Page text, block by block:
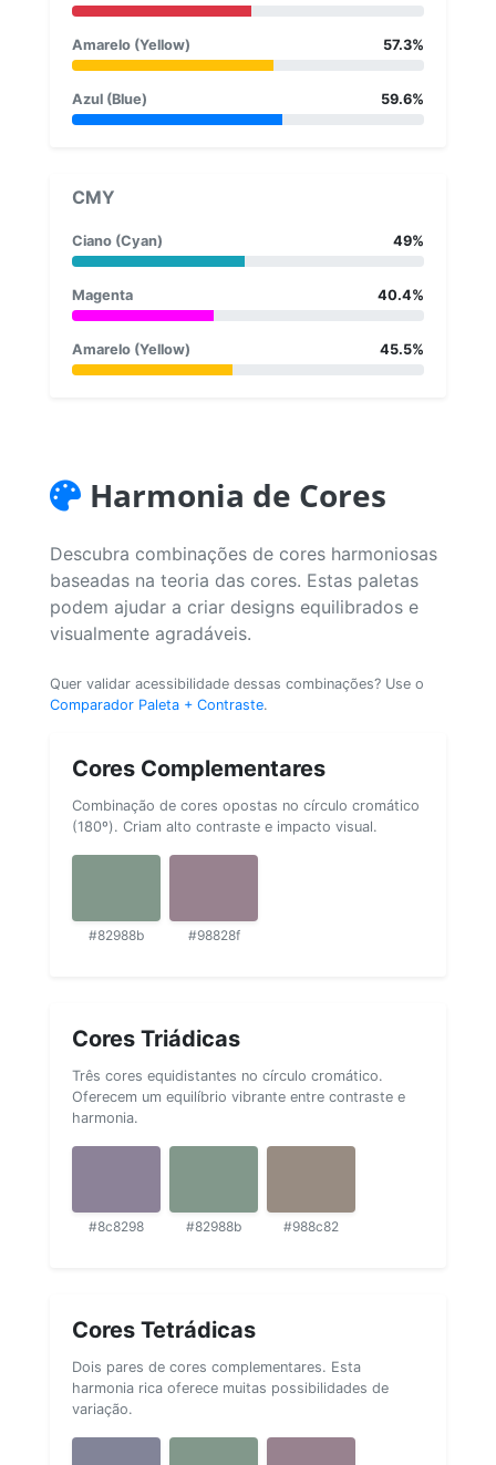
Amarelo (Yellow) 57.3%
Azul (Blue) 59.6%
CMY
Ciano (Cyan) 49%
Magenta 40.4%
Amarelo (Yellow) 45.5%
Harmonia de Cores
Descubra combinações de cores harmoniosas
baseadas na teoria das cores. Estas paletas
podem ajudar a criar designs equilibrados e
visualmente agradáveis.
Quer validar acessibilidade dessas combinações? Use o
Comparador Paleta + Contraste.
Cores Complementares
Combinação de cores opostas no círculo cromático
(180º). Criam alto contraste e impacto visual.
#82988b #98828f
Cores Triádicas
Três cores equidistantes no círculo cromático.
Oferecem um equilíbrio vibrante entre contraste e
harmonia.
#8c8298 #82988b #988c82
Cores Tetrádicas
Dois pares de cores complementares. Esta
harmonia rica oferece muitas possibilidades de
variação.